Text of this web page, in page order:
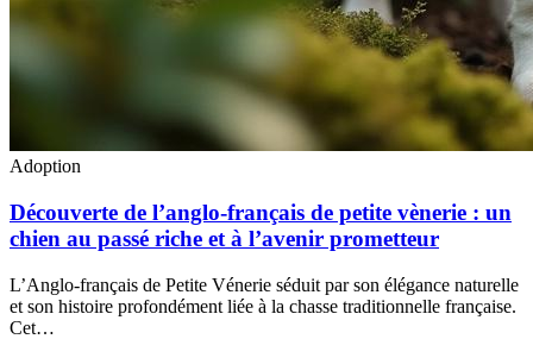
Adoption
Découverte de l’anglo-français de petite vènerie : un
chien au passé riche et à l’avenir prometteur
L’Anglo-français de Petite Vénerie séduit par son élégance naturelle
et son histoire profondément liée à la chasse traditionnelle française.
Cet…